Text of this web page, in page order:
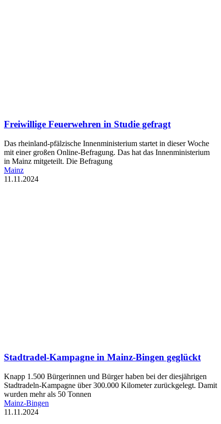
Freiwillige Feuerwehren in Studie gefragt
Das rheinland-pfälzische Innenministerium startet in dieser Woche
mit einer großen Online-Befragung. Das hat das Innenministerium
in Mainz mitgeteilt. Die Befragung
Mainz
11.11.2024
Stadtradel-Kampagne in Mainz-Bingen geglückt
Knapp 1.500 Bürgerinnen und Bürger haben bei der diesjährigen
Stadtradeln-Kampagne über 300.000 Kilometer zurückgelegt. Damit
wurden mehr als 50 Tonnen
Mainz-Bingen
11.11.2024